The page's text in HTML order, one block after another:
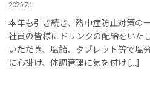
2025.7.1
本年も引き続き、熱中症防止対策の
社員の皆様にドリンクの配給をい
いただき、塩飴、タブレット等で塩
に心掛け、体調管理に気を付け […]